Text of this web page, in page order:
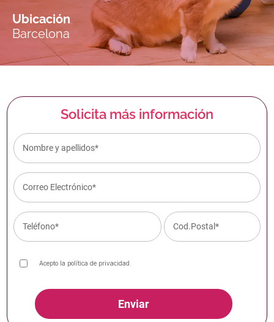
Ubicación
Barcelona
Solicita más información
Acepto la política de privacidad
Enviar